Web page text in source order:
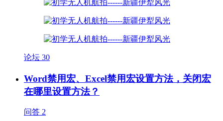
论坛 30
Word禁用宏、Excel禁用宏设置方法，关闭宏
在哪里设置方法？
问答 2